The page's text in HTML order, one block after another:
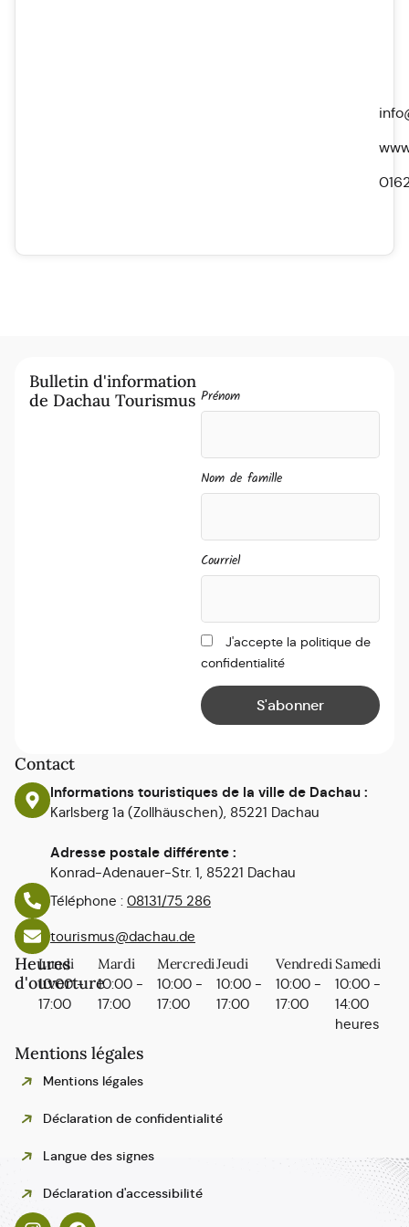
Contact
Informations touristiques de la ville de Dachau :
Karlsberg 1a (Zollhäuschen), 85221 Dachau
Adresse postale différente :
Konrad-Adenauer-Str. 1, 85221 Dachau
Téléphone : 08131/75 286
tourismus@dachau.de
Heures
d'ouverture
Lundi
10:00 -
17:00
Mardi
10:00 -
17:00
Mercredi
10:00 -
17:00
Jeudi
10:00 -
17:00
Vendredi
10:00 -
17:00
Samedi
10:00 -
14:00
heures
Mentions légales
Mentions légales
Déclaration de confidentialité
Langue des signes
Déclaration d'accessibilité
Bulletin d'information
de Dachau Tourismus Prénom
Nom de famille
Courriel
J'accepte la politique de
confidentialité
Español